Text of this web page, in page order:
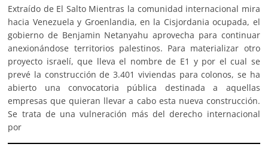
Extraído de El Salto Mientras la comunidad internacional mira
hacia Venezuela y Groenlandia, en la Cisjordania ocupada, el
gobierno de Benjamin Netanyahu aprovecha para continuar
anexionándose territorios palestinos. Para materializar otro
proyecto israelí, que lleva el nombre de E1 y por el cual se
prevé la construcción de 3.401 viviendas para colonos, se ha
abierto una convocatoria pública destinada a aquellas
empresas que quieran llevar a cabo esta nueva construcción.
Se trata de una vulneración más del derecho internacional
por